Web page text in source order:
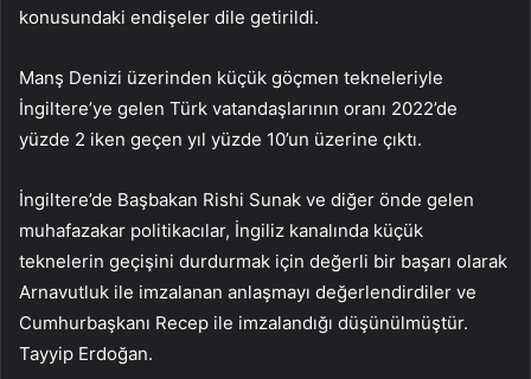
konusundaki endişeler dile getirildi.
Manş Denizi üzerinden küçük göçmen tekneleriyle
İngiltere’ye gelen Türk vatandaşlarının oranı 2022’de
yüzde 2 iken geçen yıl yüzde 10’un üzerine çıktı.
İngiltere’de Başbakan Rishi Sunak ve diğer önde gelen
muhafazakar politikacılar, İngiliz kanalında küçük
teknelerin geçişini durdurmak için değerli bir başarı olarak
Arnavutluk ile imzalanan anlaşmayı değerlendirdiler ve
Cumhurbaşkanı Recep ile imzalandığı düşünülmüştür.
Tayyip Erdoğan.